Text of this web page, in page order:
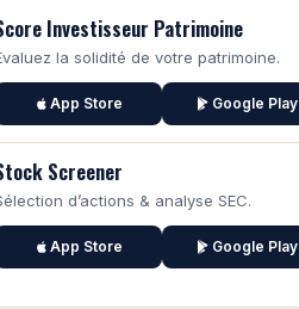
Investisseur Patrimoine
la solidité de votre patrimoine.
App Store Google Play
Screener
d’actions & analyse SEC.
App Store Google Play